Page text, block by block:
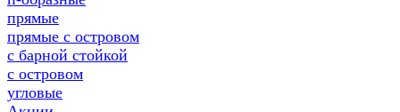
прямые
прямые с островом
с барной стойкой
с островом
угловые